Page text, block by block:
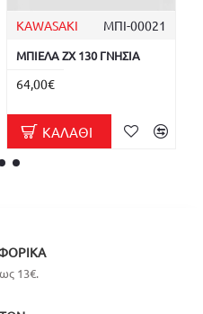
KAWASAKI ΜΠΙ-00021
ΜΠΙΕΛΑ ZX 130 ΓΝΗΣΙΑ
64,00€
ΚΑΛΆΘΙ
13€.